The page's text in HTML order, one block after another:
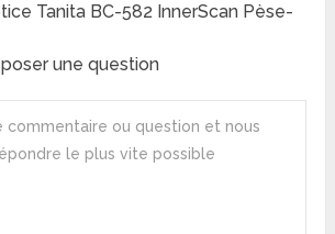
Tanita BC-582 InnerScan Pèse-
une question